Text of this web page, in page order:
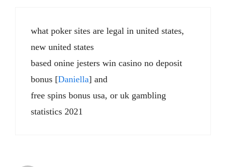
what poker sites are legal in united states,
new united states
based onine jesters win casino no deposit
bonus [Daniella] and
free spins bonus usa, or uk gambling
statistics 2021